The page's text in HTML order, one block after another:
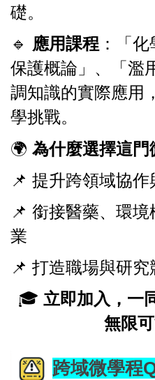
礎。
🔹 應用課程 ：「
保護概論」、「
調知識的實際應用
學挑戰。
🌍 為什麼選擇這門
📌 提升跨領域協作
📌 銜接醫藥、環
業
📌 打造職場與研究
🎓 立即加入，一
無限可
跨域微學程